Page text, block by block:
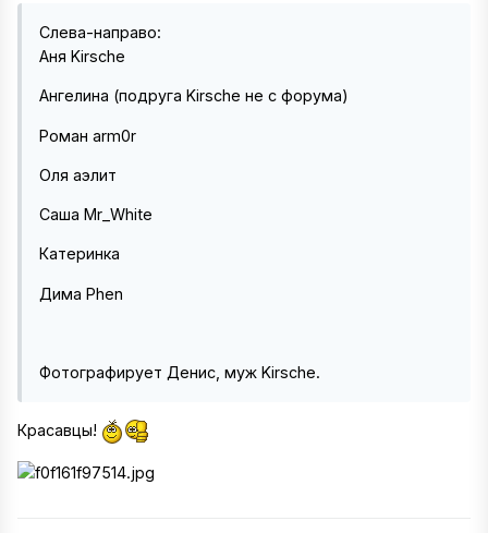
Слева-направо:
Аня Kirsche
Ангелина (подруга Kirsche не с форума)
Роман arm0r
Оля аэлит
Саша Mr_White
Катеринка
Дима Phen
Фотографирует Денис, муж Kirsche.
Красавцы!